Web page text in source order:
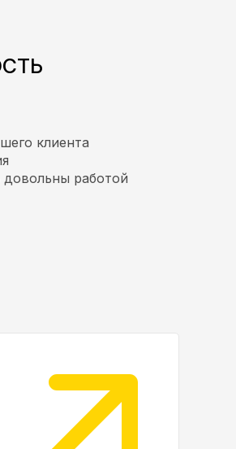
клиента
довольны работой